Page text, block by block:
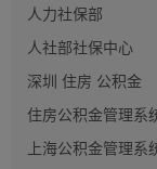
人力社保部
人社部社保中心
深圳 住房 公积金
住房公积金管理系
上海公积金管理系